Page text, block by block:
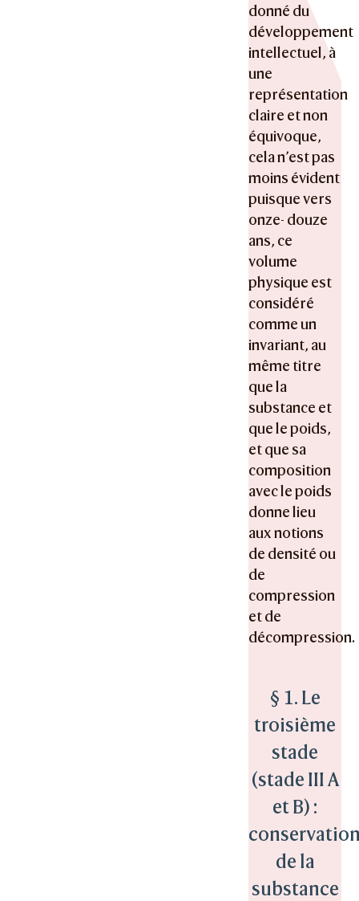
donné du
développement
intellectuel, à
une
représentation
claire et non
équivoque,
cela n’est pas
moins évident
puisque vers
onze- douze
ans, ce
volume
physique est
considéré
comme un
invariant, au
même titre
que la
substance et
que le poids,
et que sa
composition
avec le poids
donne lieu
aux notions
de densité ou
de
compression
et de
décompression.
§ 1. Le
troisième
stade
(stade III A
et B) :
de la
substance